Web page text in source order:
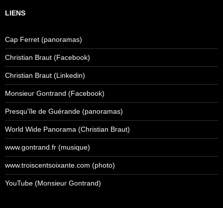
LIENS
Cap Ferret (panoramas)
Christian Braut (Facebook)
Christian Braut (Linkedin)
Monsieur Gontrand (Facebook)
Presqu'île de Guérande (panoramas)
World Wide Panorama (Christian Braut)
www.gontrand.fr (musique)
www.troiscentsoixante.com (photo)
YouTube (Monsieur Gontrand)